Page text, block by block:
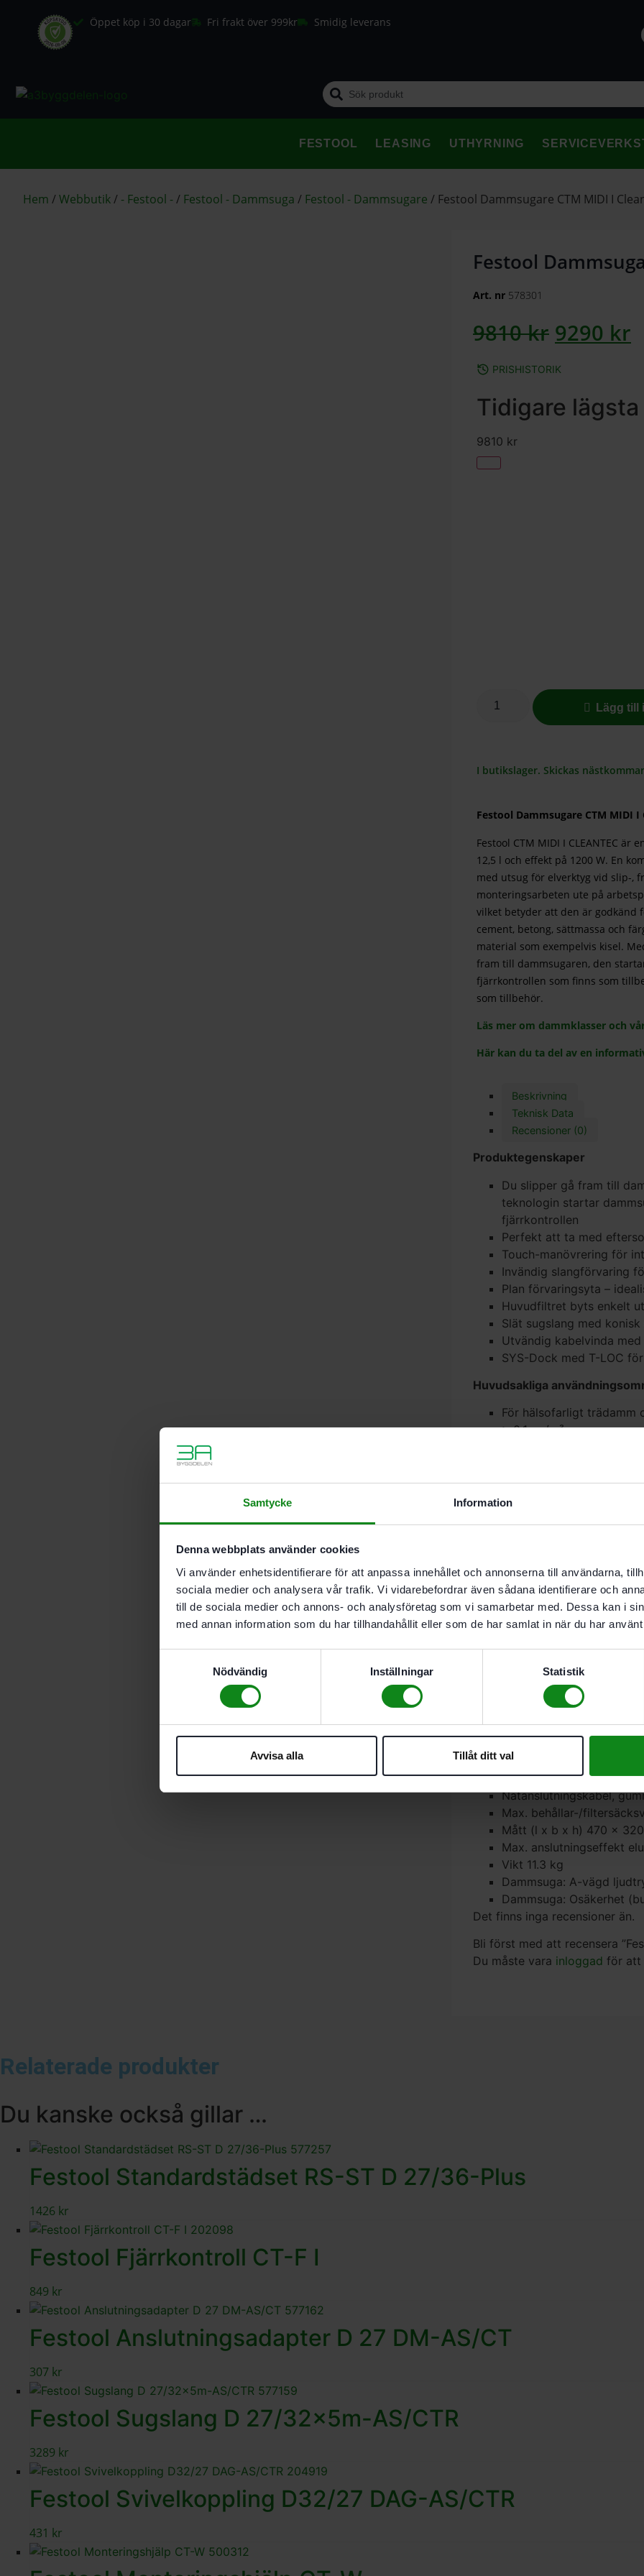
Samtycke Information
Denna webbplats använder cookies
Vi använder enhetsidentifierare för att anpassa innehållet och annonserna till användarna,
sociala medier och analysera vår trafik. Vi vidarebefordrar även sådana identifierare och
till de sociala medier och annons- och analysföretag som vi samarbetar med. Dessa kan i
med annan information som du har tillhandahållit eller som de har samlat in när du har
Nödvändig
Inställningar Statistik
Avvisa alla Tillåt ditt val
Öppet köp i 30 dagar Fri frakt över 999kr Smidig leverans
FESTOOL LEASING UTHYRNING
Hem /Webbutik/ - Festool -/ Festool - Dammsuga / Festool - Dammsugare / Festool Dammsugare CTM MIDI I
Festool
Art. nr 578301
9810kr 9290 kr
PRISHISTORIK
Tidigare
9810 kr
Lägg till
I butikslager. Skickas
Festool Dammsugare CTM MIDI I
Festool CTM MIDI I CLEANTEC
12,5 l och effekt på 1200 W. En
med utsug för elverktyg vid slip-,
monteringsarbeten ute på
vilket betyder att den är godkänd
cement, betong, sättmassa och
material som exempelvis kisel.
fram till dammsugaren, den
fjärrkontrollen som finns som
som tillbehör.
Läs mer om dammklasser och
Här kan du ta del av en
Beskrivning
Teknisk Data
Recensioner (0)
Produktegenskaper
Du slipper gå fram till
teknologin startar
fjärrkontrollen
Perfekt att ta med
Touch-manövrering för
Invändig slangförvaring
Plan förvaringsyta –
Huvudfiltret byts enkelt
Slät sugslang med
Utvändig kabelvinda
SYS-Dock med T-LOC
Huvudsakliga
För hälsofarligt trädamm
≥ 0.1mg/m³
Utsug för elverktyg vid
Perfekt för mobil
slutstädning
Passar för våt- och
Leveransomfattning
Sugslang slät Ø 27/32 x
Bluetooth®-funktion för
Kabelvinda
SYS-Dock med T-LOC-
I kartong
Effekt 350 – 1200 W
Ma. undertryck 24000 Pa
Filteryta 3369 cm²
Nätanslutningskabel,
Max. behållar-/
Mått (l x b x h) 470 x
Max. anslutningseffekt
Vikt 11.3 kg
Dammsuga: A-vägd
Dammsuga: Osäkerhet
Det finns inga recensioner än.
Bli först med att recensera
Du måste vara inloggad för att
Relaterade produkter
Du kanske också gillar …
Festool Standardstädset RS-ST D 27/36-Plus
1426 kr
Festool Fjärrkontroll CT-F I
849 kr
Festool Anslutningsadapter D 27 DM-AS/CT
307 kr
Festool Sugslang D 27/32x5m-AS/CTR
3289 kr
Festool Svivelkoppling D32/27 DAG-AS/CTR
431 kr